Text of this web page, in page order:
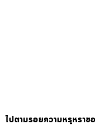
ไปตามรอยความหรูหรา